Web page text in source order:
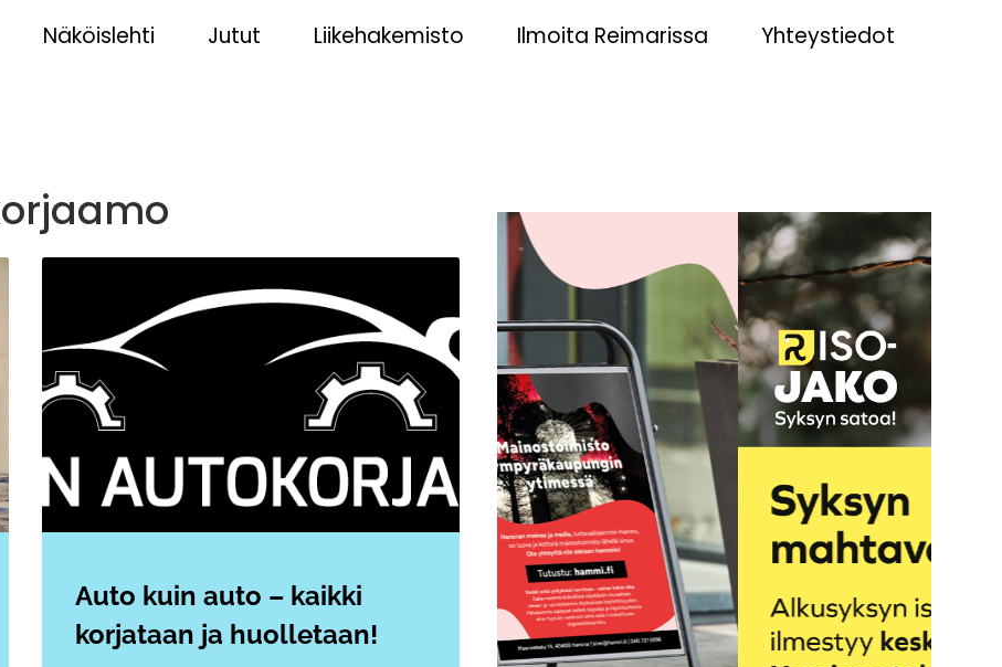
Näköislehti Jutut Liikehakemisto Ilmoita Reimarissa Yhteystiedot
Auto kuin auto – kaikki
korjataan ja huolletaan!